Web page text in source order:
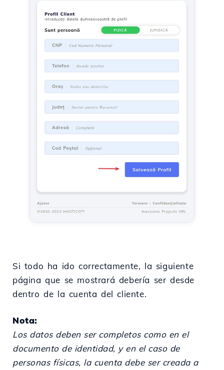
Si todo ha ido correctamente, la siguiente
página que se mostrará debería ser desde
dentro de la cuenta del cliente.
Nota:
Los datos deben ser completos como en el
documento de identidad, y en el caso de
personas físicas, la cuenta debe ser creada a